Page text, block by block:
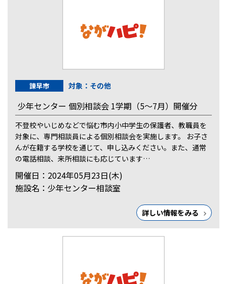
諫早市 対象：その他
少年センター 個別相談会 1学期（5～7月）開催分
不登校やいじめなどで悩む市内小中学生の保護者、教職員を
対象に、専門相談員による個別相談会を実施します。 お子さ
んが在籍する学校を通じて、申し込みください。また、通常
の電話相談、来所相談にも応じています…
開催日：2024年05月23日(木)
施設名：少年センター相談室
詳しい情報をみる